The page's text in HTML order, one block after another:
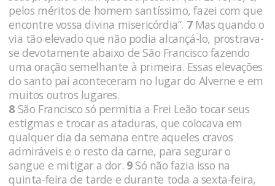
pelos méritos de homem santíssimo, fazei com que
encontre vossa divina misericórdia”. 7Mas quando o
via tão elevado que não podia alcançá-lo, prostrava-
se devotamente abaixo de São Francisco fazendo
uma oração semelhante à primeira. Essas elevações
do santo pai aconteceram no lugar do Alverne e em
muitos outros lugares.
8 São Francisco só permitia a Frei Leão tocar seus
estigmas e trocar as ataduras, que colocava em
qualquer dia da semana entre aqueles cravos
admiráveis e o resto da carne, para segurar o
sangue e mitigar a dor. 9Só não fazia isso na
quinta-feira de tarde e durante toda a sexta-feira,